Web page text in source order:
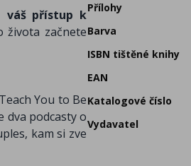
váš přístup k
života začnete
You to Be
dva podcasty o
kam si zve
Přílohy
Barva
ISBN tištěné knihy
EAN
Katalogové číslo
Vydavatel